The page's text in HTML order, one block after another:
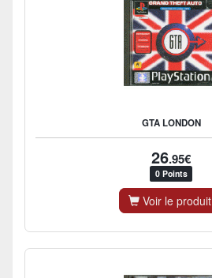
GTA LONDON
26.95€
0 Points
Voir le produit